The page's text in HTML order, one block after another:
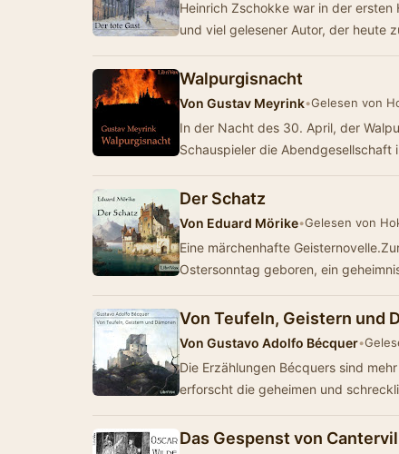
Heinrich Zschokke war in der
und viel gelesener Autor, der heute
Walpurgisnacht
Von Gustav Meyrink•Gelesen von
In der Nacht des 30. April, der
Schauspieler die Abendgesellschaft
Der Schatz
Von Eduard Mörike•Gelesen von
Eine märchenhafte
Ostersonntag geboren, ein
Von Teufeln, Geistern und
Von Gustavo Adolfo Bécquer•
Die Erzählungen Bécquers sind
erforscht die geheimen und
Das Gespenst von